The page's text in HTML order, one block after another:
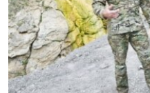
İNFOQRAFIKA
KARIKATURA
AZƏRBAYCAN ƏDƏBIYYATI
İSLAM VƏ DEMOKRATIYA
İZ - MƏDƏNIYYƏT PROQRAMI
MISSIYAMIZ
PEŞƏ ETIKASI VƏ JURNALISTIKA
MATERIALLARIMIZDAN ISTIFADƏ
AZADLIQRADIOSU MOBIL
BIZI IZLƏ